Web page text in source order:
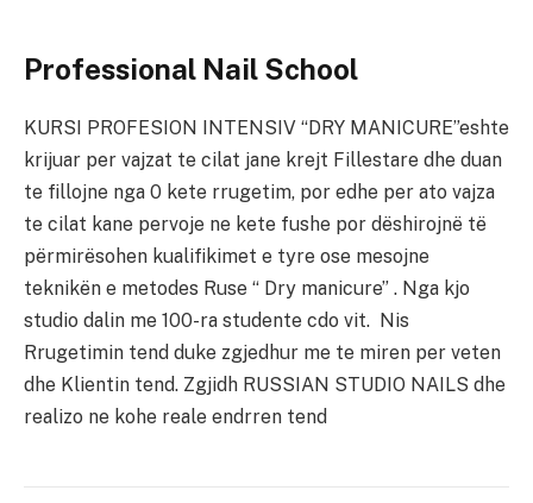
Professional Nail School
KURSI PROFESION INTENSIV “DRY MANICURE”eshte
krijuar per vajzat te cilat jane krejt Fillestare dhe duan
te fillojne nga 0 kete rrugetim, por edhe per ato vajza
te cilat kane pervoje ne kete fushe por dëshirojnë të
përmirësohen kualifikimet e tyre ose mesojne
teknikën e metodes Ruse “ Dry manicure” . Nga kjo
studio dalin me 100-ra studente cdo vit. Nis
Rrugetimin tend duke zgjedhur me te miren per veten
dhe Klientin tend. Zgjidh RUSSIAN STUDIO NAILS dhe
realizo ne kohe reale endrren tend